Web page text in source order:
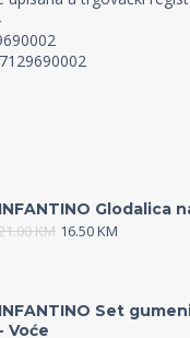
INFANTINO Glodalica
KM 16.50KM
INFANTINO Set
- Voće